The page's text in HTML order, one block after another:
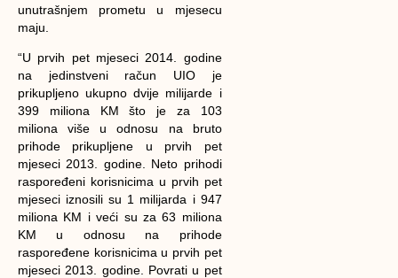
unutrašnjem prometu u mjesecu
maju.
“U prvih pet mjeseci 2014. godine
na jedinstveni račun UIO je
prikupljeno ukupno dvije milijarde i
399 miliona KM što je za 103
miliona više u odnosu na bruto
prihode prikupljene u prvih pet
mjeseci 2013. godine. Neto prihodi
raspoređeni korisnicima u prvih pet
mjeseci iznosili su 1 milijarda i 947
miliona KM i veći su za 63 miliona
KM u odnosu na prihode
raspoređene korisnicima u prvih pet
mjeseci 2013. godine. Povrati u pet